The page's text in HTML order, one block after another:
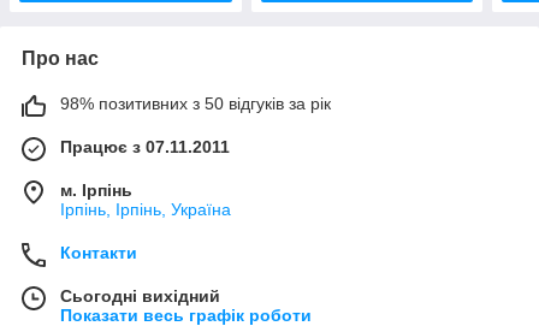
Про нас
98% позитивних з 50 відгуків за рік
Працює з 07.11.2011
м. Ірпінь
Ірпінь, Ірпінь, Україна
Контакти
Сьогодні вихідний
Показати весь графік роботи